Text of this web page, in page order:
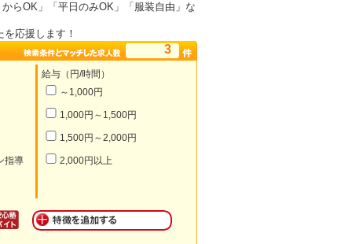
らOK」「平日のみOK」「服装自由」な
応援します！
3
指導
給与（円/時間）
～1,000円
1,000円～1,500円
1,500円～2,000円
2,000円以上